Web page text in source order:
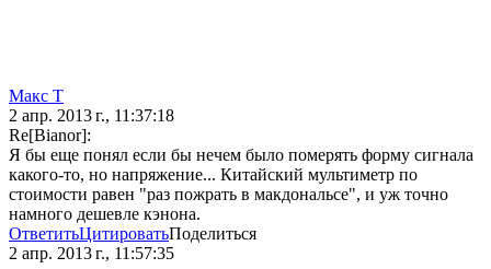
Макс Т
2 апр. 2013 г., 11:37:18
Re[Bianor]:
Я бы еще понял если бы нечем было померять форму сигнала
какого-то, но напряжение... Китайский мультиметр по
стоимости равен "раз пожрать в макдональсе", и уж точно
намного дешевле кэнона.
ОтветитьЦитироватьПоделиться
2 апр. 2013 г., 11:57:35